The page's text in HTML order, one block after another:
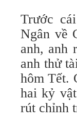
Trước
Ngân về
anh, anh
anh thử
hôm Tết.
hai kỷ
rút chỉnh